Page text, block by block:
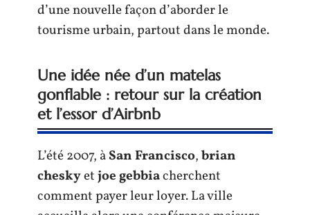
d’une nouvelle façon d’aborder le
tourisme urbain, partout dans le monde.
Une idée née d’un matelas
gonflable : retour sur la création
et l’essor d’Airbnb
L’été 2007, àSan Francisco,brian
cheskyetjoe gebbiacherchent
comment payer leur loyer. La ville